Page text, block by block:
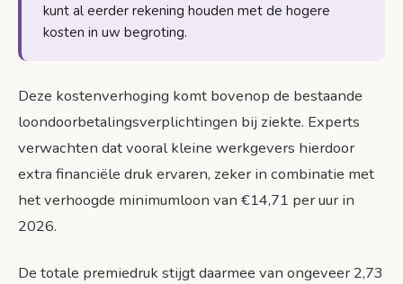
kunt al eerder rekening houden met de hogere
kosten in uw begroting.
Deze kostenverhoging komt bovenop de bestaande
loondoorbetalingsverplichtingen bij ziekte. Experts
verwachten dat vooral kleine werkgevers hierdoor
extra financiële druk ervaren, zeker in combinatie met
het verhoogde minimumloon van €14,71 per uur in
2026.
De totale premiedruk stijgt daarmee van ongeveer 2,73